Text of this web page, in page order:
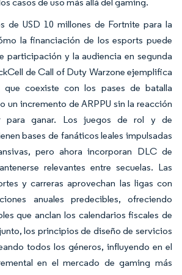
de USD 10 millones de Fortnite para la
la financiación de los esports puede
participación y la audiencia en segunda
de Call of Duty Warzone ejemplifica
que coexiste con los pases de batalla
un incremento de ARPPU sin la reacción
para ganar. Los juegos de rol y de
bases de fanáticos leales impulsadas
pero ahora incorporan DLC de
relevantes entre secuelas. Las
y carreras aprovechan las ligas con
anuales predecibles, ofreciendo
que anclan los calendarios fiscales de
los principios de diseño de servicios
todos los géneros, influyendo en el
en el mercado de gaming más